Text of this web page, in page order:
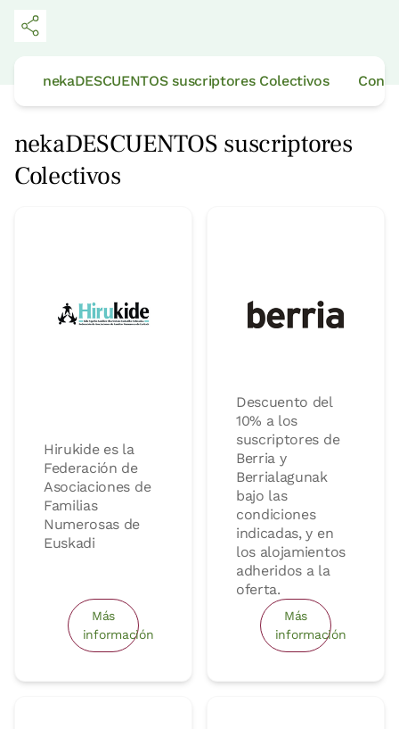
nekaDESCUENTOS suscriptores Colectivos
nekaDESCUENTOS suscriptores
Colectivos
Hirukide es la
Federación de
Asociaciones de
Familias
Numerosas de
Euskadi
Más
información
Descuento del
10% a los
suscriptores de
Berria y
Berrialagunak
bajo las
condiciones
indicadas, y en
los alojamientos
adheridos a la
oferta.
Más
información